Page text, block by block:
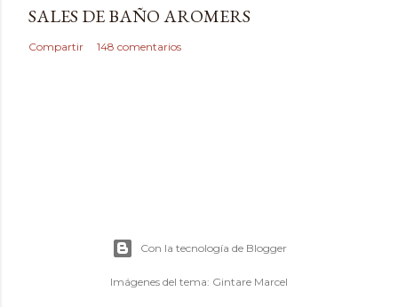
SALES DE BAÑO AROMERS
Compartir 148 comentarios
Con la tecnología de Blogger
Imágenes del tema: Gintare Marcel